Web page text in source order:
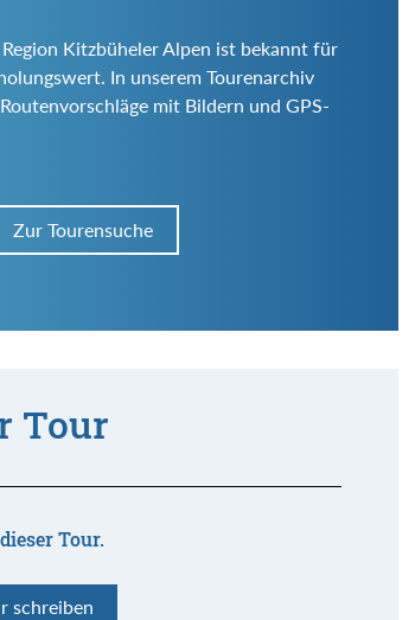
Kitzbüheler Alpen ist bekannt für
In unserem Tourenarchiv
mit Bildern und GPS-
Zur Tourensuche
Tour
Tour.
schreiben